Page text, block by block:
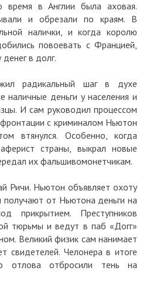
время в Англии была аховая.
и обрезали по краям. В
налички, и когда королю
повоевать с Францией,
в долг.
радикальный шаг в духе
наличные деньги у населения и
И сам руководил процессом
с криминалом Ньютон
втянулся. Особенно, когда
страны, выкрал новые
их фальшивомонетчикам.
Ричи. Ньютон объявляет охоту
от Ньютона деньги на
прикрытием. Преступников
тюрьмы и ведут в паб «Догг»
Великий физик сам нанимает
свидетелей. Челонера в итоге
отлова отбросили тень на